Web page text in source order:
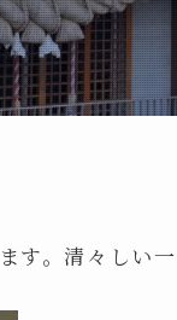
。清々しい一